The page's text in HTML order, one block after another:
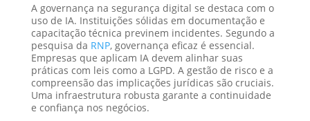
A governança na segurança digital se destaca com o
uso de IA. Instituições sólidas em documentação e
capacitação técnica previnem incidentes. Segundo a
pesquisa da RNP, governança eficaz é essencial.
Empresas que aplicam IA devem alinhar suas
práticas com leis como a LGPD. A gestão de risco e a
compreensão das implicações jurídicas são cruciais.
Uma infraestrutura robusta garante a continuidade
e confiança nos negócios.